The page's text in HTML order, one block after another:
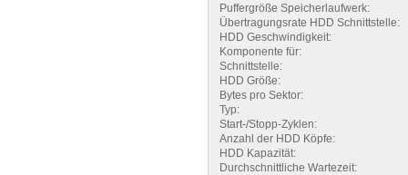
Puffergröße Speicherlaufwerk:
Übertragungsrate HDD Schnittstelle:
HDD Geschwindigkeit:
Komponente für:
Schnittstelle:
HDD Größe:
Bytes pro Sektor:
Typ:
Start-/Stopp-Zyklen:
Anzahl der HDD Köpfe:
HDD Kapazität:
Durchschnittliche Wartezeit: